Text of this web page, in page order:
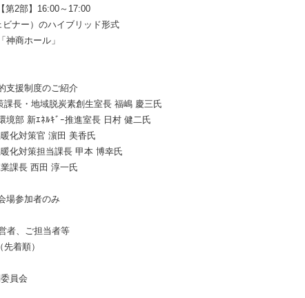
】16:00～17:00
ナー）のハイブリッド形式
ホール」
支援制度のご紹介
長・地域脱炭素創生室長 福嶋 慶三氏
新ｴﾈﾙｷﾞｰ推進室長 日村 健二氏
対策官 濵田 美香氏
策担当課長 甲本 博幸氏
長 西田 淳一氏
場参加者のみ
者、ご担当者等
着順）
員会